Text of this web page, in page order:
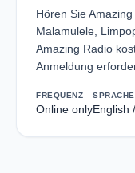
Hören Sie
Malamulele,
Amazing Radio
Anmeldung
FREQUENZ
Online only
SPRACHE
English